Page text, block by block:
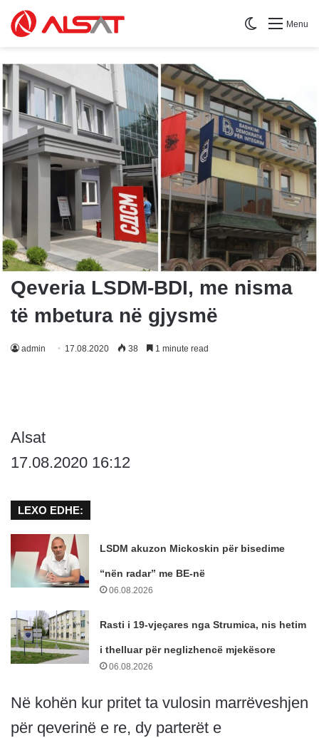
Menu
Switch skin
Qeveria LSDM-BDI, me nisma
të mbetura në gjysmë
admin 17.08.2020 38 1 minute read
Alsat
17.08.2020 16:12
LEXO EDHE:
LSDM akuzon Mickoskin për bisedime
“nën radar” me BE-në
06.08.2026
Rasti i 19-vjeçares nga Strumica, nis hetim
i thelluar për neglizhencë mjekësore
06.08.2026
Në kohën kur pritet ta vulosin marrëveshjen
për qeverinë e re, dy parterët e